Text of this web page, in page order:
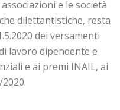
e le società
dilettantistiche, resta
dei versamenti
lavoro dipendente e
e ai premi INAIL, ai